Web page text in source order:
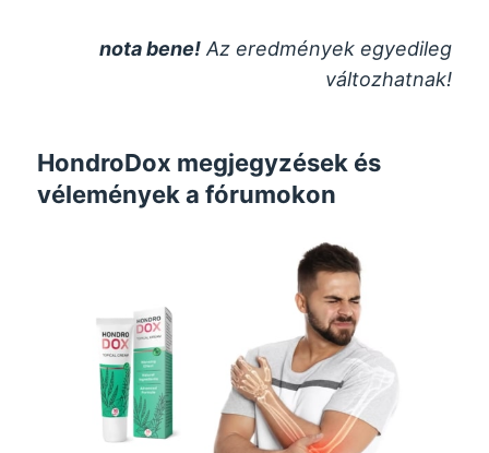
nota bene!Az eredmények egyedileg
változhatnak!
HondroDox megjegyzések és
vélemények a fórumokon